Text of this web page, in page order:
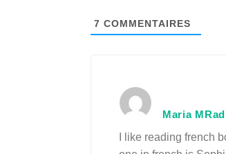
7 COMMENTAIRES
Maria MRad
I like reading french